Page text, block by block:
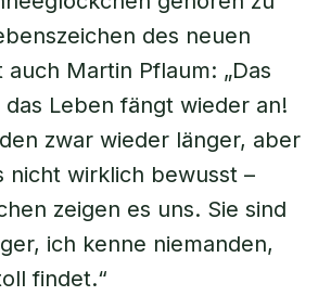
des neuen
Martin Pflaum: „Das
Leben fängt wieder an!
zwar wieder länger, aber
nicht wirklich bewusst –
zeigen es uns. Sie sind
ich kenne niemanden,
findet.“